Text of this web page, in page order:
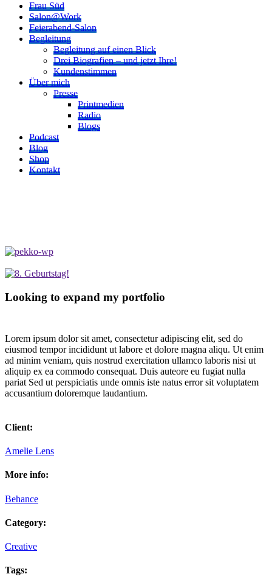
Frau Süd
Salon@Work
Feierabend-Salon
Begleitung
Begleitung auf einen Blick
Drei Biografien – und jetzt Ihre!
Kundenstimmen
Über mich
Presse
Printmedien
Radio
Blogs
Podcast
Blog
Shop
Kontakt
Looking to expand my portfolio
Lorem ipsum dolor sit amet, consectetur adipiscing elit, sed do
eiusmod tempor incididunt ut labore et dolore magna aliqu. Ut enim
ad minim veniam, quis nostrud exercitation ullamco laboris nisi ut
aliquip ex ea commodo consequat. Duis auteore eu fugiat nulla
pariat Sed ut perspiciatis unde omnis iste natus error sit voluptatem
accusantium doloremque laudantium.
Client:
Amelie Lens
More info:
Behance
Category:
Creative
Tags: